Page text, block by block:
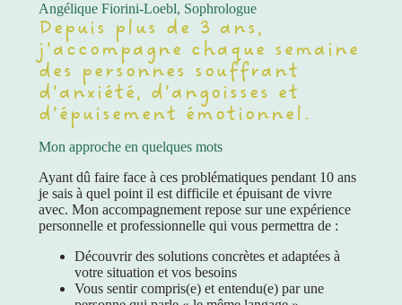
Angélique Fiorini-Loebl, Sophrologue
Depuis plus de 3 ans,
j’accompagne chaque semaine
des personnes souffrant
d’anxiété, d’angoisses et
d’épuisement émotionnel.
Mon approche en quelques mots
Ayant dû faire face à ces problématiques pendant 10 ans
je sais à quel point il est difficile et épuisant de vivre
avec. Mon accompagnement repose sur une expérience
personnelle et professionnelle qui vous permettra de :
Découvrir des solutions concrètes et adaptées à
votre situation et vos besoins
Vous sentir compris(e) et entendu(e) par une